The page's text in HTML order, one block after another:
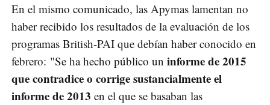
En el mismo comunicado, las Apymas lamentan no
haber recibido los resultados de la evaluación de los
programas British-PAI que debían haber conocido en
febrero: "Se ha hecho público un informe de 2015
que contradice o corrige sustancialmente el
informe de 2013 en el que se basaban las